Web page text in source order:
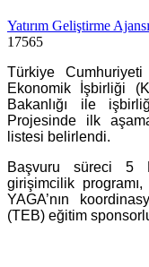
Yatırım Geliştirme
17565
Türkiye
Ekonomik İşbirliği
Bakanlığı ile
Projesinde ilk
listesi belirlendi.
Başvuru süreci 5
girişimcilik programı,
YAGA’nın
(TEB) eğitim